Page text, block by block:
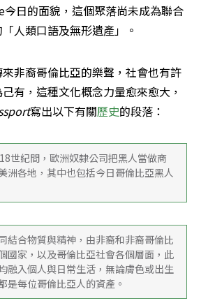
日的面貌，這個聚落尚未成為聯合
人類口語及無形遺產」。
非裔哥倫比亞的樂聲，社會也有許
有，這種文化概念力量愈來愈大，
寫出以下有關歷史的段落：
世紀間，歐洲奴隸公司把黑人當做商
洲各地，其中也包括今日哥倫比亞黑人
結合物質與精神，由非裔和非裔哥倫比
國家，以及哥倫比亞社會各個層面，此
融入個人與日常生活，無論膚色或出生
是每位哥倫比亞人的資產。